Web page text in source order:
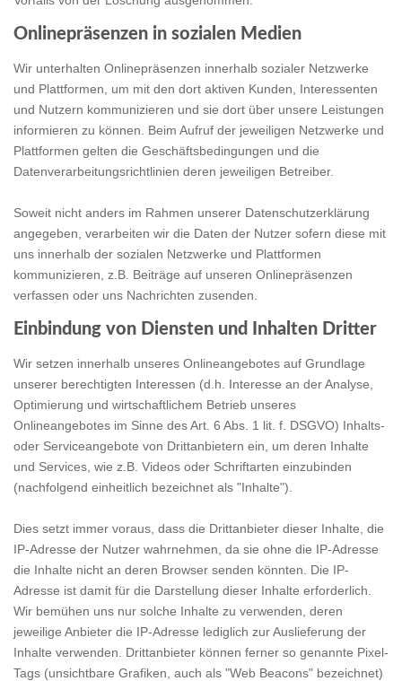
Onlinepräsenzen in sozialen Medien
Wir unterhalten Onlinepräsenzen innerhalb sozialer Netzwerke
und Plattformen, um mit den dort aktiven Kunden, Interessenten
und Nutzern kommunizieren und sie dort über unsere Leistungen
informieren zu können. Beim Aufruf der jeweiligen Netzwerke und
Plattformen gelten die Geschäftsbedingungen und die
Datenverarbeitungsrichtlinien deren jeweiligen Betreiber.
Soweit nicht anders im Rahmen unserer Datenschutzerklärung
angegeben, verarbeiten wir die Daten der Nutzer sofern diese mit
uns innerhalb der sozialen Netzwerke und Plattformen
kommunizieren, z.B. Beiträge auf unseren Onlinepräsenzen
verfassen oder uns Nachrichten zusenden.
Einbindung von Diensten und Inhalten Dritter
Wir setzen innerhalb unseres Onlineangebotes auf Grundlage
unserer berechtigten Interessen (d.h. Interesse an der Analyse,
Optimierung und wirtschaftlichem Betrieb unseres
Onlineangebotes im Sinne des Art. 6 Abs. 1 lit. f. DSGVO) Inhalts-
oder Serviceangebote von Drittanbietern ein, um deren Inhalte
und Services, wie z.B. Videos oder Schriftarten einzubinden
(nachfolgend einheitlich bezeichnet als "Inhalte").
Dies setzt immer voraus, dass die Drittanbieter dieser Inhalte, die
IP-Adresse der Nutzer wahrnehmen, da sie ohne die IP-Adresse
die Inhalte nicht an deren Browser senden könnten. Die IP-
Adresse ist damit für die Darstellung dieser Inhalte erforderlich.
Wir bemühen uns nur solche Inhalte zu verwenden, deren
jeweilige Anbieter die IP-Adresse lediglich zur Auslieferung der
Inhalte verwenden. Drittanbieter können ferner so genannte Pixel-
Tags (unsichtbare Grafiken, auch als "Web Beacons" bezeichnet)